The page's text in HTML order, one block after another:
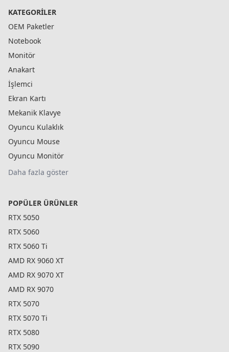
KATEGORILER
OEM Paketler
Notebook
Monitör
Anakart
İşlemci
Ekran Kartı
Mekanik Klavye
Oyuncu Kulaklık
Oyuncu Mouse
Oyuncu Monitör
Daha fazla göster
POPÜLER ÜRÜNLER
RTX 5050
RTX 5060
RTX 5060 Ti
AMD RX 9060 XT
AMD RX 9070 XT
AMD RX 9070
RTX 5070
RTX 5070 Ti
RTX 5080
RTX 5090